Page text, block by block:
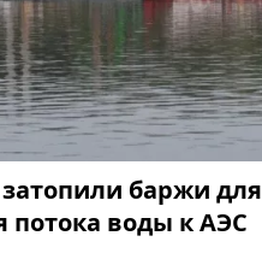
баржи для
потока воды к АЭС